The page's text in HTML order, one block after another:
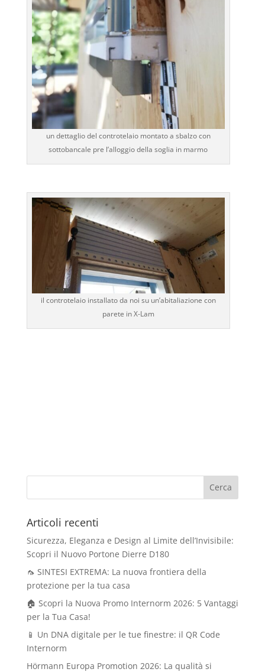
un dettaglio del controtelaio montato a sbalzo con
sottobancale pre l’alloggio della soglia in marmo
il controtelaio installato da noi su un’abitaliazione con
parete in X-Lam
Articoli recenti
Sicurezza, Eleganza e Design al Limite dell’Invisibile:
Scopri il Nuovo Portone Dierre D180
🦟 SINTESI EXTREMA: La nuova frontiera della
protezione per la tua casa
🏠 Scopri la Nuova Promo Internorm 2026: 5 Vantaggi
per la Tua Casa!
📱 Un DNA digitale per le tue finestre: il QR Code
Internorm
Hörmann Europa Promotion 2026: La qualità si